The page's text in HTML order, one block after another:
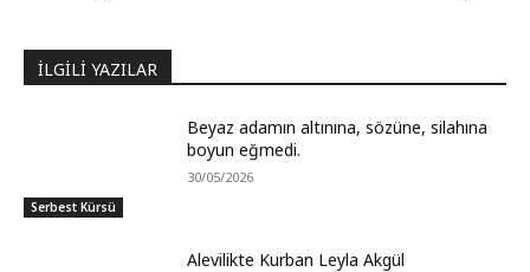
İLGİLİ YAZILAR
Serbest Kürsü
Beyaz adamın altınına, sözüne, silahına
boyun eğmedi.
30/05/2026
Alevilikte Kurban Leyla Akgül